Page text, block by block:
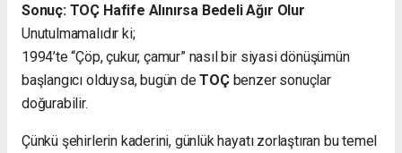
Sonuç: TOÇ Hafife Alınırsa Bedeli Ağır Olur
Unutulmamalıdır ki;
1994’te “Çöp, çukur, çamur” nasıl bir siyasi dönüşümün
başlangıcı olduysa, bugün deTOÇbenzer sonuçlar
doğurabilir.
Çünkü şehirlerin kaderini, günlük hayatı zorlaştıran bu temel